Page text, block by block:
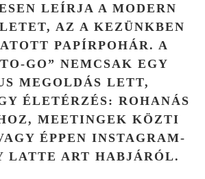
LEÍRJA A MODERN
AZ A KEZÜNKBEN
PAPÍRPOHÁR. A
GO” NEMCSAK EGY
MEGOLDÁS LETT,
ÉLETÉRZÉS: ROHANÁS
MEETINGEK KÖZTI
ÉPPEN INSTAGRAM-
LATTE ART HABJÁRÓL.